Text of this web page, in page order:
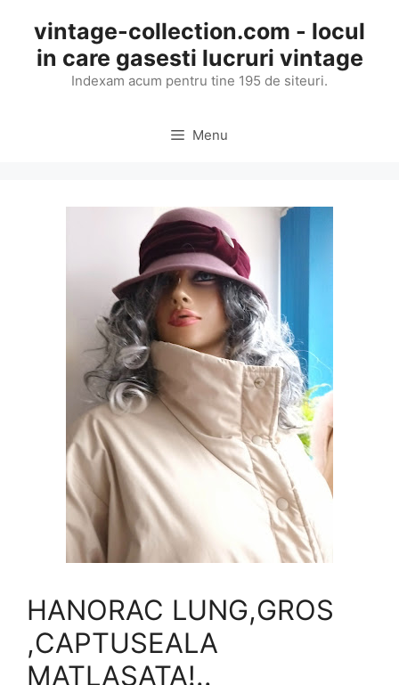
content
vintage-collection.com - locul
in care gasesti lucruri vintage
Indexam acum pentru tine 195 de siteuri.
Menu
HANORAC LUNG,GROS
,CAPTUSEALA
MATLASATA!..